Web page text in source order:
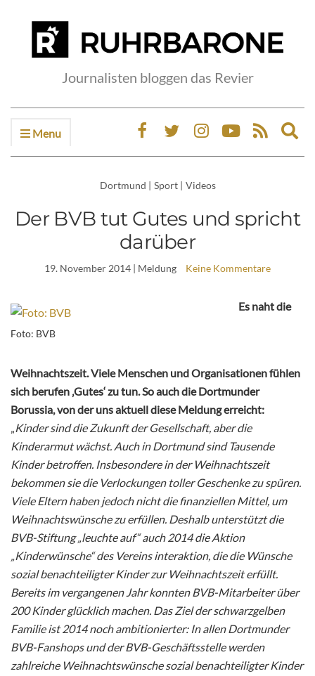
Journalisten bloggen das Revier
Menu
Dortmund | Sport | Videos
Der BVB tut Gutes und spricht
darüber
19. November 2014 | Meldung Keine Kommentare
Foto: BVB
Es naht die
Weihnachtszeit. Viele Menschen und Organisationen fühlen
sich berufen ‚Gutes‘ zu tun. So auch die Dortmunder
Borussia, von der uns aktuell diese Meldung erreicht:
„Kinder sind die Zukunft der Gesellschaft, aber die
Kinderarmut wächst. Auch in Dortmund sind Tausende
Kinder betroffen. Insbesondere in der Weihnachtszeit
bekommen sie die Verlockungen toller Geschenke zu spüren.
Viele Eltern haben jedoch nicht die finanziellen Mittel, um
Weihnachtswünsche zu erfüllen. Deshalb unterstützt die
BVB-Stiftung „leuchte auf“ auch 2014 die Aktion
„Kinderwünsche“ des Vereins interaktion, die die Wünsche
sozial benachteiligter Kinder zur Weihnachtszeit erfüllt.
Bereits im vergangenen Jahr konnten BVB-Mitarbeiter über
200 Kinder glücklich machen. Das Ziel der schwarzgelben
Familie ist 2014 noch ambitionierter: In allen Dortmunder
BVB-Fanshops und der BVB-Geschäftsstelle werden
zahlreiche Weihnachtswünsche sozial benachteiligter Kinder